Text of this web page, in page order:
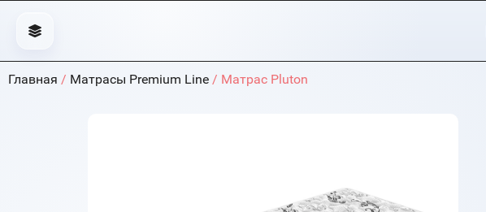
Главная / Матрасы Premium Line / Матрас Pluton